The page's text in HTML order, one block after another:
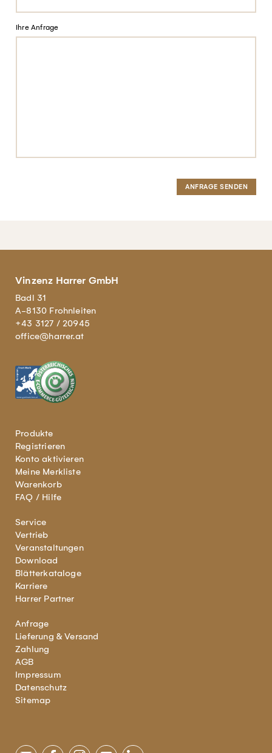
Ihre Anfrage
Vinzenz Harrer GmbH
Badl 31
A-8130 Frohnleiten
+43 3127 / 20945
office@harrer.at
Produkte
Registrieren
Konto aktivieren
Meine Merkliste
Warenkorb
FAQ / Hilfe
Service
Vertrieb
Veranstaltungen
Download
Blätterkataloge
Karriere
Harrer Partner
Anfrage
Lieferung & Versand
Zahlung
AGB
Impressum
Datenschutz
Sitemap